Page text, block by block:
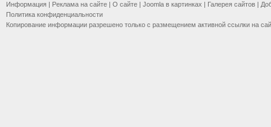
Информация | Реклама на сайте | О сайте | Joomla в картинках | Галерея сайтов |
Политика конфиденциальности
Копирование информации разрешено только с размещением активной ссылки на